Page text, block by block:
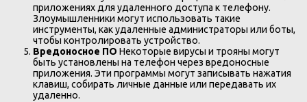
приложениях для удаленного доступа к телефону.
Злоумышленники могут использовать такие
инструменты, как удаленные администраторы или боты,
чтобы контролировать устройство.
Вредоносное ПО Некоторые вирусы и трояны могут
быть установлены на телефон через вредоносные
приложения. Эти программы могут записывать нажатия
клавиш, собирать личные данные или передавать их
удаленно.